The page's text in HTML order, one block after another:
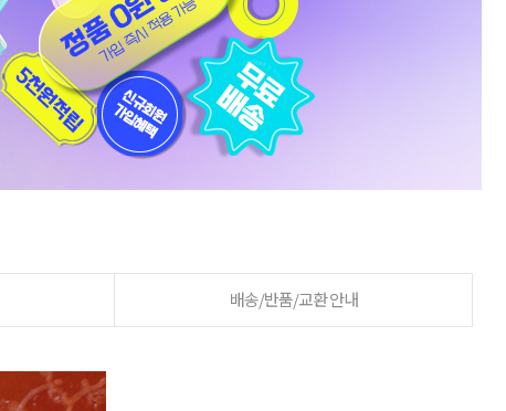
배송/반품/교환 안내